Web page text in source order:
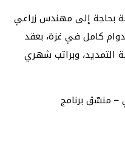
بحاجة إلى مهندس زراعي
كامل في غزة، بعقد
التمديد، وبراتب شهري
منسّق برنامج